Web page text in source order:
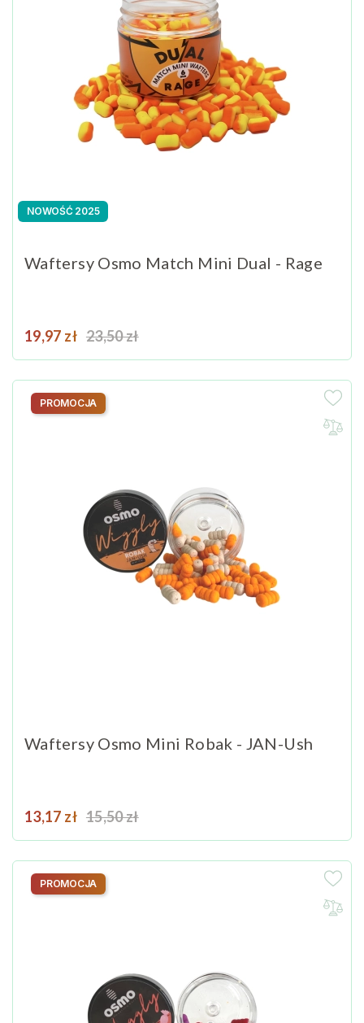
NOWOŚĆ 2025
Waftersy Osmo Match Mini Dual - Rage
Cena
19,97 zł Cena podstawowa
23,50 zł
Waftersy Osmo Mini Robak - JAN-Ush
Cena
13,17 zł Cena podstawowa
15,50 zł
PROMOCJA
PROMOCJA